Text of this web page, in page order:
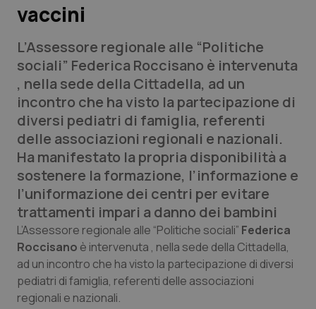
Scienza e Farmaci
Studi e Analisi
Lettere al direttore
Edizioni Regionali
QS Pro
Professionisti Sanitari.AI
Abruzzo
Basilicata
Calabria
QS Pro Gold
Artrite & artrosi
Asma & BPCO
QS Club Newsletter
vaccini
L’Assessore regionale alle “Politiche
sociali” Federica Roccisano è intervenuta
, nella sede della Cittadella, ad un
incontro che ha visto la partecipazione di
diversi pediatri di famiglia, referenti
delle associazioni regionali e nazionali.
Ha manifestato la propria disponibilità a
sostenere la formazione, l’informazione e
l’uniformazione dei centri per evitare
trattamenti impari a danno dei bambini
L’Assessore regionale alle “Politiche sociali” Federica
Roccisano è intervenuta , nella sede della Cittadella,
ad un incontro che ha visto la partecipazione di diversi
pediatri di famiglia, referenti delle associazioni
regionali e nazionali.